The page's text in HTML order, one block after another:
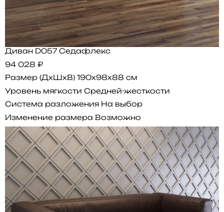
Диван D057 Седафлекс
94 028 ₽
Размер (ДхШхВ) 190x98x88 см
Уровень мягкости Средней-жесткости
Система разложения На выбор
Изменение размера Возможно